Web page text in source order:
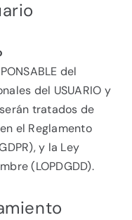
del
del USUARIO y
tratados de
el Reglamento
y la Ley
(LOPDGDD).